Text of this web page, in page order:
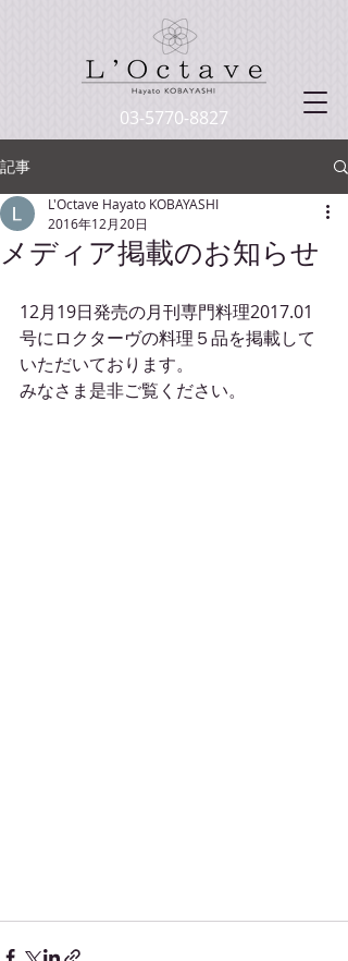
03-5770-8827
記事
メディア掲載のお知らせ
L'Octave Hayato KOBAYASHI
2016年12月20日
12月19日発売の月刊専門料理2017.01
号にロクターヴの料理５品を掲載して
いただいております。
みなさま是非ご覧ください。